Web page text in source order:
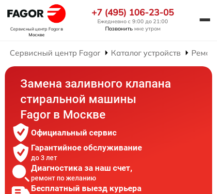
Сервисный центр Fagorв
Москве
+7 (495) 106-23-05
Ежедневно с 9:00 до 21:00
Позвонить мне утром
Сервисный центр Fagor Каталог устройств
Замена заливного клапана
стиральной машины
Fagor в Москве
Официальный сервис
Гарантийное обслуживание
до 3 лет
Диагностика за наш счет,
ремонт по желанию
Бесплатный выезд курьера